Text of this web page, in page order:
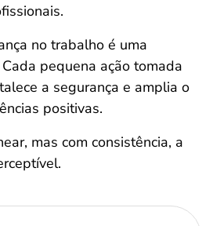
no trabalho é uma
pequena ação tomada
a segurança e amplia o
positivas.
mas com consistência, a